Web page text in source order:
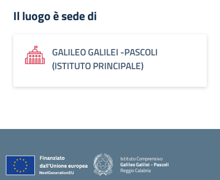
Il luogo è sede di
GALILEO GALILEI -PASCOLI
(ISTITUTO PRINCIPALE)
Istituto Comprensivo
Galileo Galilei - Pascoli
Reggio Calabria